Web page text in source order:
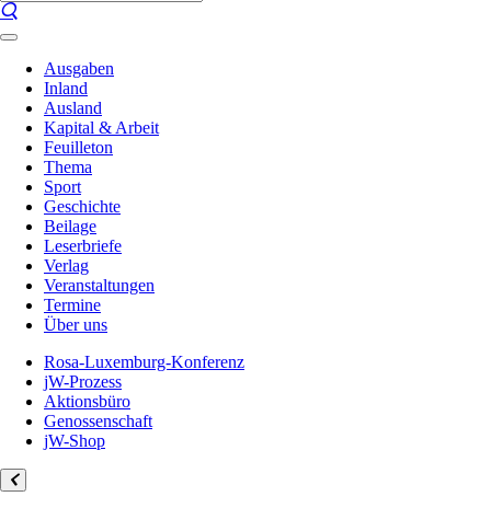
Ausgaben
Inland
Ausland
Kapital & Arbeit
Feuilleton
Thema
Sport
Geschichte
Beilage
Leserbriefe
Verlag
Veranstaltungen
Termine
Über uns
Rosa-Luxemburg-Konferenz
jW-Prozess
Aktionsbüro
Genossenschaft
jW-Shop